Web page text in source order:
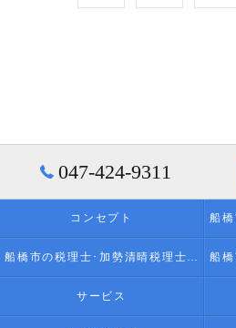
047-424-9311
コンセプト
船橋市の税理士･加勢清晴税理士事務所の評判
サービス